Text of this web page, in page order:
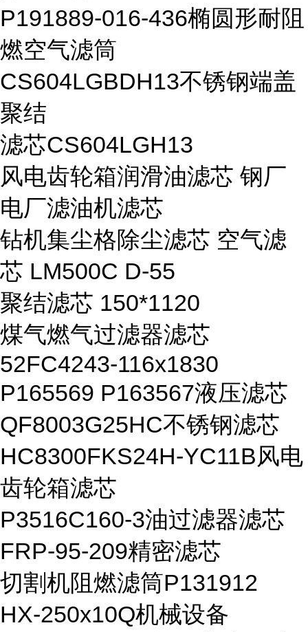
P191889-016-436椭圆形耐阻
燃空气滤筒
CS604LGBDH13不锈钢端盖
聚结
滤芯CS604LGH13
风电齿轮箱润滑油滤芯 钢厂
电厂滤油机滤芯
钻机集尘格除尘滤芯 空气滤
芯 LM500C D-55
聚结滤芯 150*1120
煤气燃气过滤器滤芯
52FC4243-116x1830
P165569 P163567液压滤芯
QF8003G25HC不锈钢滤芯
HC8300FKS24H-YC11B风电
齿轮箱滤芯
P3516C160-3油过滤器滤芯
FRP-95-209精密滤芯
切割机阻燃滤筒P131912
HX-250x10Q机械设备